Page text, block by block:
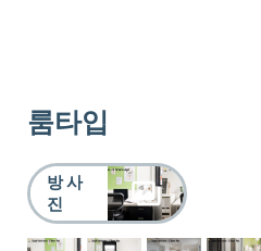
룸타입
방 사
진